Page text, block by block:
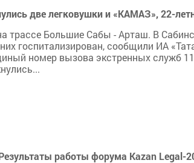
две легковушки и «КАМАЗ», 22-
трассе Большие Сабы - Арташ. В
госпитализирован, сообщили ИА
номер вызова экстренных служб
работы форума Kazan Legal-